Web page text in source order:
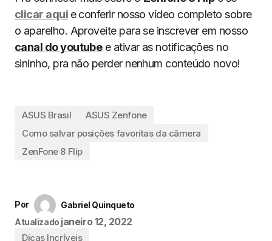
clicar aqui e conferir nosso vídeo completo sobre
o aparelho. Aproveite para se inscrever em nosso
canal do youtubee ativar as notificações no
sininho, pra não perder nenhum conteúdo novo!
ASUS Brasil
ASUS Zenfone
Como salvar posições favoritas da câmera
ZenFone 8 Flip
Por
Gabriel Quinqueto
Atualizado janeiro 12, 2022
Dicas Incríveis